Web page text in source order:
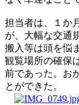
担当者は、１か
が、大幅な交通
搬入等は頭を悩
観覧場所の確保
前であった。お
とができた。